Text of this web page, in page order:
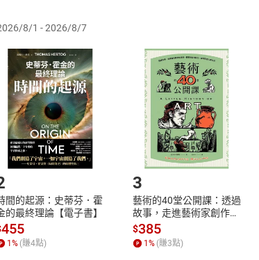
商品即代表知悉本店鋪所銷售之商品為電子書，
得請求退貨退款。
辦理退貨時，請登入樂天市場，並於「我的訂單
進行審核，待審核通過後將為您辦理退款事宜。
訂單為單位進行取消/退貨，恕無法以單支商品取
放入購物車
Shopping cart
登入帳號
Login
用？
具 Step2.登入
8/1 - 2026/8/7
間的起源：史蒂芬．霍
的最終理論【電子書】
455
1 % (賺4點)
3
藝術的40堂公開課：透過
故事，走進藝術家創作現
場，看藝術如何誕生、如
何形塑人類生活【電子
書】
$385
1 % (賺3點)